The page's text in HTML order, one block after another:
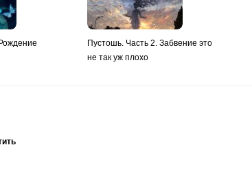
Пустошь. Часть 2. Забвение это
не так уж плохо